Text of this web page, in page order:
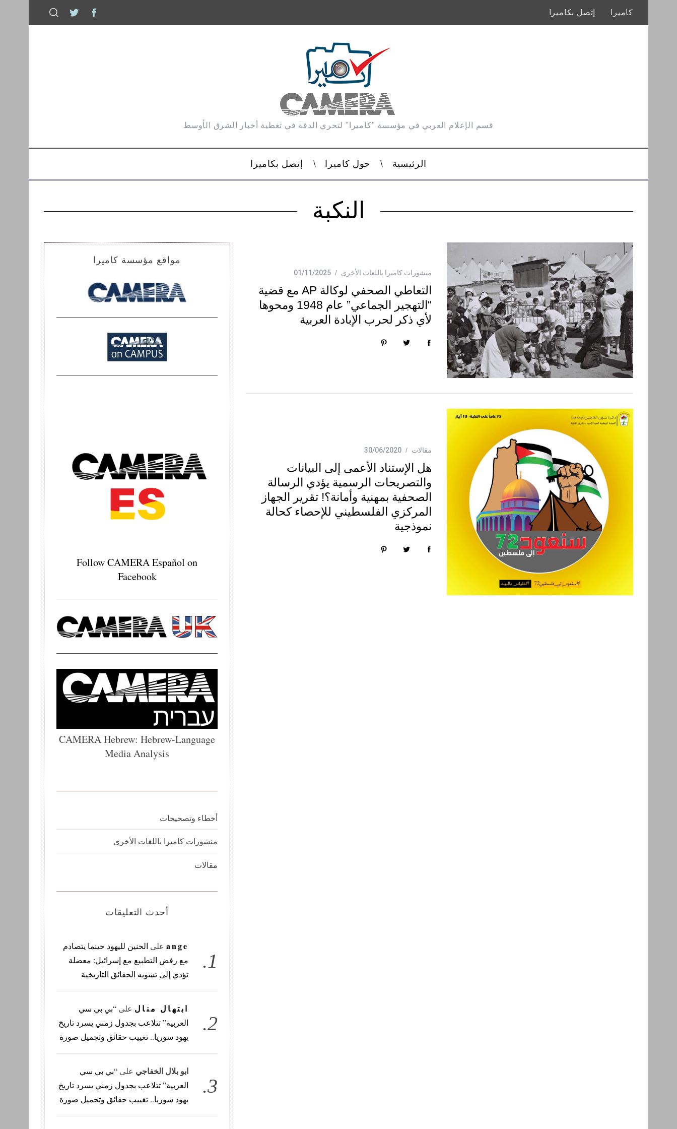
كاميرا إتصل بكاميرا
قسم الإعلام العربي في مؤسسة "كاميرا" لتحري الدقة في تغطية أخبار الشرق الأوسط
الرئيسية حول كاميرا إتصل بكاميرا
النكبة
منشورات كاميرا باللغات الأخرى 01/11/2025
التعاطي الصحفي لوكالة AP مع قضية
“التهجير الجماعي” عام 1948 ومحوها
لأي ذكر لحرب الإبادة العربية
مقالات 30/06/2020
هل الإستناد الأعمى إلى البيانات
والتصريحات الرسمية يؤدي الرسالة
الصحفية بمهنية وأمانة؟! تقرير الجهاز
المركزي الفلسطيني للإحصاء كحالة
نموذجية
مواقع مؤسسة كاميرا
Follow CAMERA Español on
Facebook
CAMERA Hebrew: Hebrew-Language
Media Analysis
أخطاء وتصحيحات
منشورات كاميرا باللغات الأخرى
مقالات
أحدث التعليقات
ange على الحنين لليهود حينما يتصادم
مع رفض التطبيع مع إسرائيل: معضلة
تؤدي إلى تشويه الحقائق التاريخية
ابتهال منال على “بي بي سي
العربية” تتلاعب بجدول زمني يسرد تاريخ
يهود سوريا.. تغييب حقائق وتجميل صورة
ابو بلال الخفاجي على “بي بي سي
العربية” تتلاعب بجدول زمني يسرد تاريخ
يهود سوريا.. تغييب حقائق وتجميل صورة
S
e
a
r
h
f